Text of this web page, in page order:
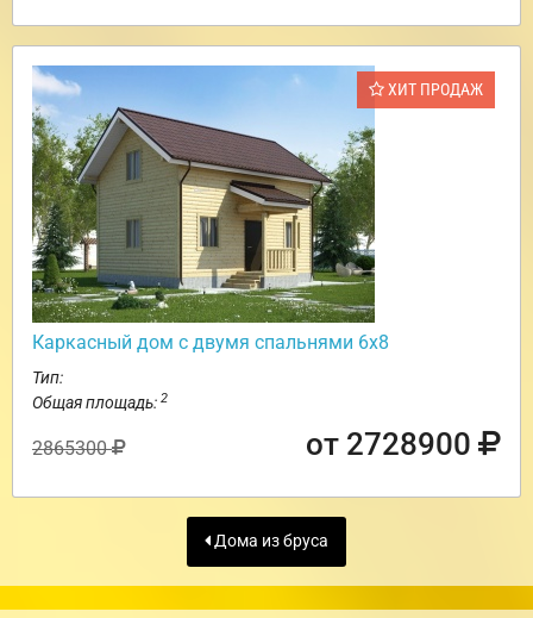
ХИТ ПРОДАЖ
Каркасный дом с двумя спальнями 6х8
Тип:
Общая площадь: 2
2865300 от 2728900
Дома из бруса